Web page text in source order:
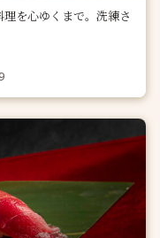
を心ゆくまで。洗練さ